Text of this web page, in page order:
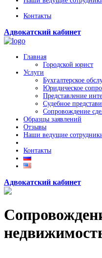
Контакты
Адвокатский кабинет
Главная
Городской юрист
Услуги
Бухгалтерское
Юридическое
Представление
Судебное
Сопровождение
Образцы заявлений
Отзывы
Наши ведущие
Контакты
Адвокатский кабинет